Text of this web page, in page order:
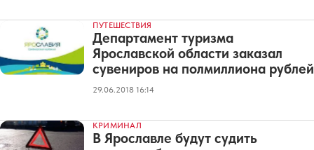
ПУТЕШЕСТВИЯ
Департамент туризма
Ярославской области заказал
сувениров на полмиллиона рублей
29.06.2018 16:14
КРИМИНАЛ
В Ярославле будут судить